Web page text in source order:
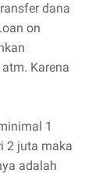
dana
on
Karena
1
2 juta maka
adalah